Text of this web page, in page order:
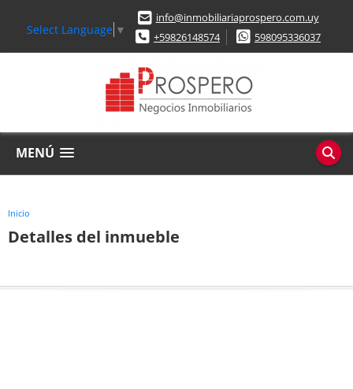
Select Language ▼
info@inmobiliariaprospero.com.uy
+59826148574
598095336037
MENÚ
Inicio
Detalles del inmueble